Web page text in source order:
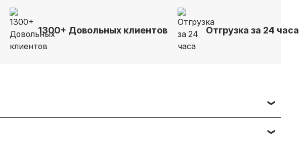
1300+ Довольных клиентов Отгрузка за 24 часа